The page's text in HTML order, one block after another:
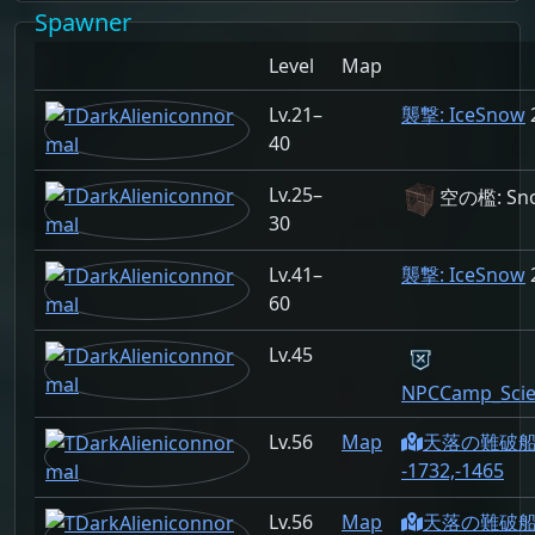
Spawner
Level
Map
21–
40
襲撃: IceSnow
25–
30
空の檻:
41–
60
襲撃: IceSnow
45
56
Map
天落の難破
-1732,-1465
56
Map 天落の難破